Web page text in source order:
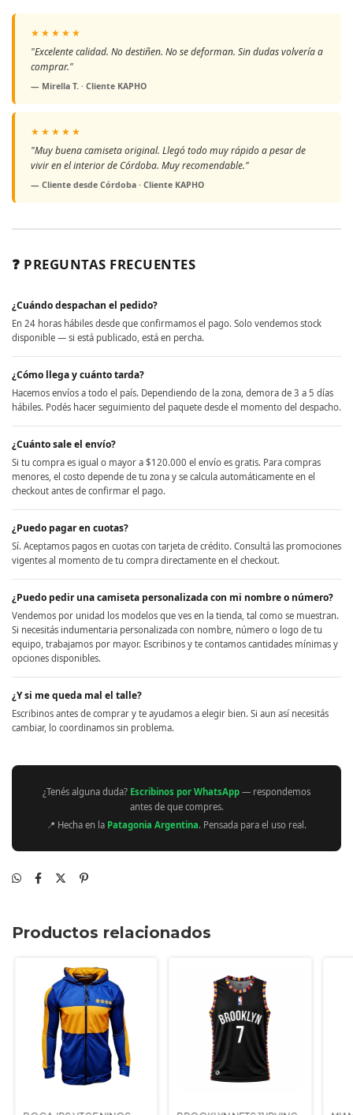
★★★★★
"Excelente calidad. No destiñen. No se deforman. Sin dudas volvería a
comprar."
— Mirella T. · Cliente KAPHO
★★★★★
"Muy buena camiseta original. Llegó todo muy rápido a pesar de
vivir en el interior de Córdoba. Muy recomendable."
— Cliente desde Córdoba · Cliente KAPHO
❓ PREGUNTAS FRECUENTES
¿Cuándo despachan el pedido?
En 24 horas hábiles desde que confirmamos el pago. Solo vendemos stock
disponible — si está publicado, está en percha.
¿Cómo llega y cuánto tarda?
Hacemos envíos a todo el país. Dependiendo de la zona, demora de 3 a 5 días
hábiles. Podés hacer seguimiento del paquete desde el momento del despacho.
¿Cuánto sale el envío?
Si tu compra es igual o mayor a $120.000 el envío es gratis. Para compras
menores, el costo depende de tu zona y se calcula automáticamente en el
checkout antes de confirmar el pago.
¿Puedo pagar en cuotas?
Sí. Aceptamos pagos en cuotas con tarjeta de crédito. Consultá las promociones
vigentes al momento de tu compra directamente en el checkout.
¿Puedo pedir una camiseta personalizada con mi nombre o número?
Vendemos por unidad los modelos que ves en la tienda, tal como se muestran.
Si necesitás indumentaria personalizada con nombre, número o logo de tu
equipo, trabajamos por mayor. Escribinos y te contamos cantidades mínimas y
opciones disponibles.
¿Y si me queda mal el talle?
Escribinos antes de comprar y te ayudamos a elegir bien. Si aun así necesitás
cambiar, lo coordinamos sin problema.
¿Tenés alguna duda? Escribinos por WhatsApp — respondemos
antes de que compres.
📍 Hecha en la Patagonia Argentina. Pensada para el uso real.
Productos relacionados